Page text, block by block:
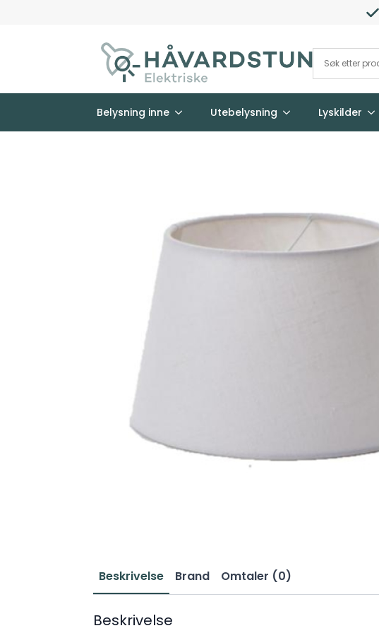
Belysning inne Utebelysning Lyskilder
Beskrivelse Brand Omtaler (0)
Beskrivelse